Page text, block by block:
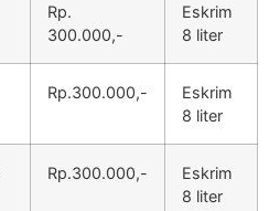
Rp.
300.000,-
Eskrim
8 liter
Rp.300.000,-
Eskrim
8 liter
Rp.300.000,-
Eskrim
8 liter